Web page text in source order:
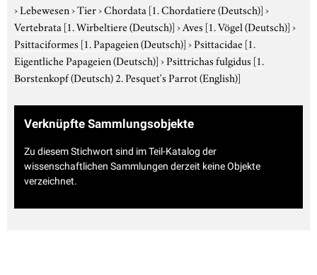
›Lebewesen›Tier›Chordata [1. Chordatiere (Deutsch)]›
Vertebrata [1. Wirbeltiere (Deutsch)]›Aves [1. Vögel (Deutsch)]›
Psittaciformes [1. Papageien (Deutsch)]›Psittacidae [1.
Eigentliche Papageien (Deutsch)]›Psittrichas fulgidus [1.
Borstenkopf (Deutsch) 2. Pesquet's Parrot (English)]
Verknüpfte Sammlungsobjekte
Zu diesem Stichwort sind im Teil-Katalog der
wissenschaftlichen Sammlungen derzeit keine Objekte
verzeichnet.